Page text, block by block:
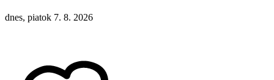
dnes, piatok 7. 8. 2026